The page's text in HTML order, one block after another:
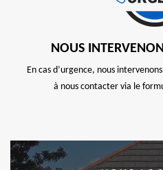
NOUS
En cas d’urgence, nous
à nous contacter via le